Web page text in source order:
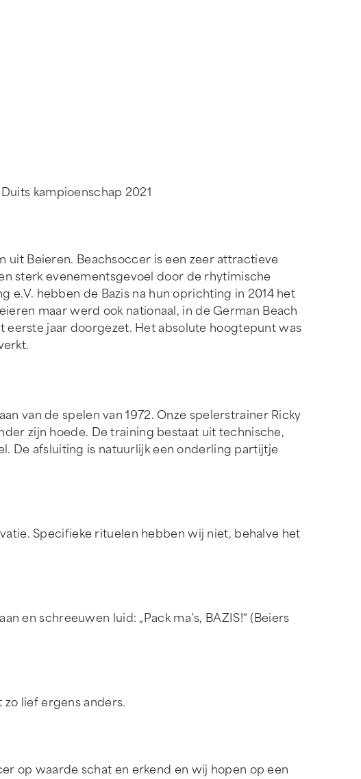
kampioenschap 2021
uit Beieren. Beachsoccer is een zeer attractieve
sterk evenementsgevoel door de rhytimische
e.V. hebben de Bazis na hun oprichting in 2014 het
maar werd ook nationaal, in de German Beach
eerste jaar doorgezet. Het absolute hoogtepunt was
van de spelen van 1972. Onze spelerstrainer Ricky
zijn hoede. De training bestaat uit technische,
De afsluiting is natuurlijk een onderling partijtje
Specifieke rituelen hebben wij niet, behalve het
en schreeuwen luid: „Pack ma’s, BAZIS!“ (Beiers
lief ergens anders.
op waarde schat en erkend en wij hopen op een